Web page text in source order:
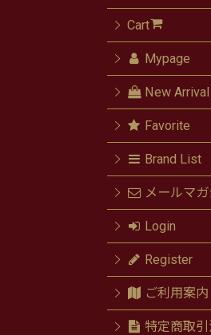
Cart
Mypage
New Arrival
Favorite
Brand List
メールマ
Login
Register
ご利用案内
特定商取